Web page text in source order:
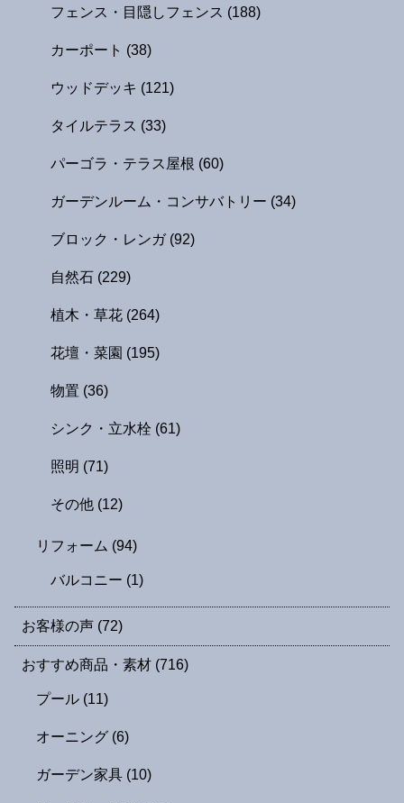
フェンス・目隠しフェンス (188)
カーポート (38)
ウッドデッキ (121)
タイルテラス (33)
パーゴラ・テラス屋根 (60)
ガーデンルーム・コンサバトリー (34)
ブロック・レンガ (92)
自然石 (229)
植木・草花 (264)
花壇・菜園 (195)
物置 (36)
シンク・立水栓 (61)
照明 (71)
その他 (12)
リフォーム (94)
バルコニー (1)
お客様の声 (72)
おすすめ商品・素材 (716)
プール (11)
オーニング (6)
ガーデン家具 (10)